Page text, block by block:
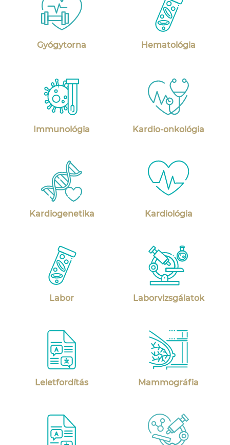
Gyógytorna Hematológia
Immunológia Kardio-onkológia
Kardiogenetika Kardiológia
Labor Labor­vizsgálatok
Leletfordítás Mammográfia